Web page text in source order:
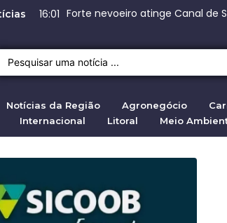
16:01
08:00 BND
Justiça de SP rejeita ação da
Emprego em Bragança
Empregos em Bragança
Crise migratória em Ceuta:
Notícias da Região Agronegócio
Internacional Litoral Meio